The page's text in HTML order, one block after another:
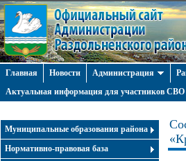
Главная Новости Администрация
Актуальная информация для участников СВО
Муниципальные образования района
Нормативно-правовая база